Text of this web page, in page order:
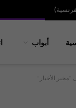
)
أبواب
“مخبر الأخبار”